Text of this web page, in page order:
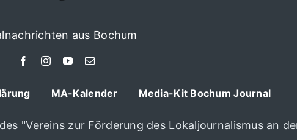
aus Bochum
MA-Kalender Media-Kit Bochum Journal
"Vereins zur Förderung des Lokaljournalismus an